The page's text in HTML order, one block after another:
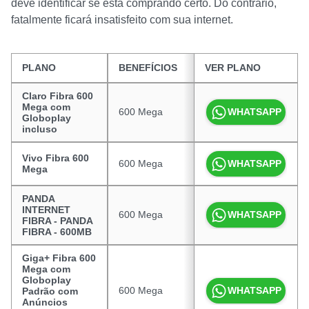
deve identificar se está comprando certo. Do contrário,
fatalmente ficará insatisfeito com sua internet.
PLANO BENEFÍCIOS PREÇO
VER PLANO
Claro Fibra 600
Mega com
Globoplay
incluso
600 Mega R$ 99,90
WHATSAPP
Vivo Fibra 600
Mega
600 Mega R$ 100,00
WHATSAPP
PANDA
INTERNET
FIBRA - PANDA
FIBRA - 600MB
600 Mega R$ 89,90
WHATSAPP
Giga+ Fibra 600
Mega com
Globoplay
Padrão com
Anúncios
600 Mega R$ 99,99
WHATSAPP